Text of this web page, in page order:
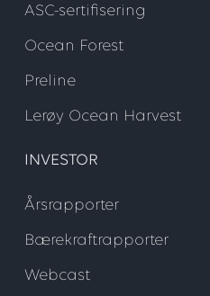
ASC-sertifisering
Ocean Forest
Preline
Lerøy Ocean Harvest
INVESTOR
Årsrapporter
Bærekraftrapporter
Webcast